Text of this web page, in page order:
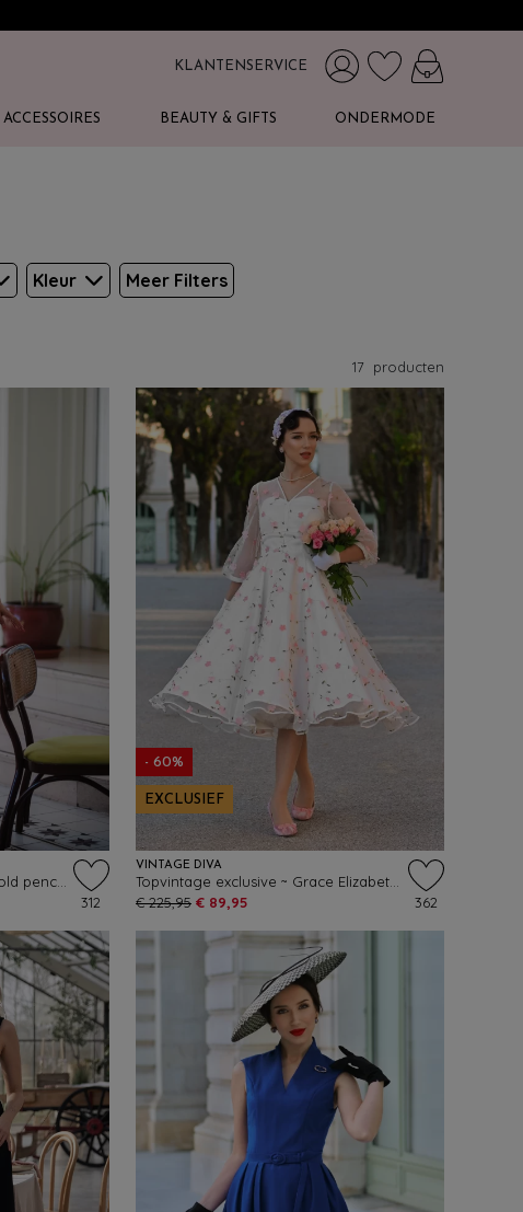
KLANTENSERVICE
ACCESSOIRES BEAUTY & GIFTS ONDERMODE
Kleur Meer Filters
17 producten
Topvintage exclusive ~ Marigold pencil jurk in oranje
312
- 60%
EXCLUSIEF
VINTAGE DIVA
Topvintage exclusive ~ Grace Elizabeth swing jurk met tule in wit
€ 225,95 € 89,95 362